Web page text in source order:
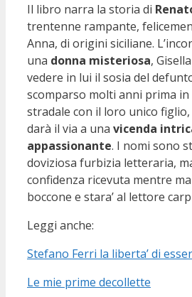
Il libro narra la storia di
trentenne rampante,
Anna, di origini siciliane.
una donna misteriosa,
vedere in lui il sosia del
scomparso molti anni prima
stradale con il loro unico
darà il via a una vicenda
appassionante. I nomi sono
doviziosa furbizia letteraria,
confidenza ricevuta mentre
boccone e stara’ al lettore
Leggi anche:
Stefano Ferri la liberta’ di
Le mie prime decollette